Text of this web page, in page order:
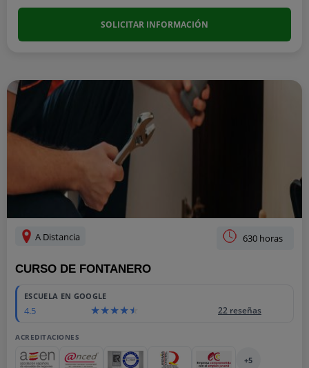
SOLICITAR INFORMACIÓN
A Distancia 630 horas
CURSO DE FONTANERO
ESCUELA EN GOOGLE
4.5 22 reseñas
ACREDITACIONES
+5